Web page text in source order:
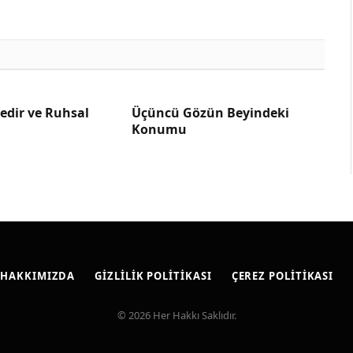
ve Ruhsal
Üçüncü Gözün Beyindeki
Konumu
HAKKIMIZDA GIZLILIK POLITIKASI ÇEREZ POLITIKASI
© 2026 Her Hakkı Saklıdır.